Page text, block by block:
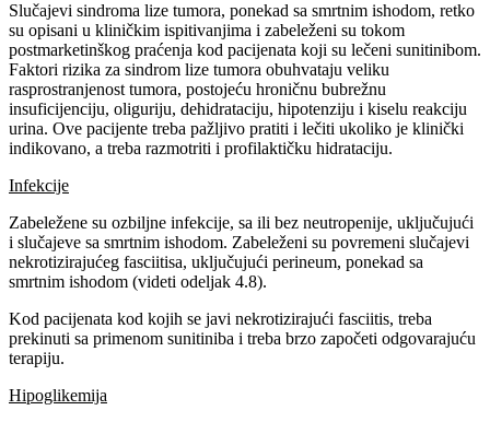
Slučajevi sindroma lize tumora, ponekad sa smrtnim ishodom, retko
su opisani u kliničkim ispitivanjima i zabeleženi su tokom
postmarketinškog praćenja kod pacijenata koji su lečeni sunitinibom.
Faktori rizika za sindrom lize tumora obuhvataju veliku
rasprostranjenost tumora, postojeću hroničnu bubrežnu
insuficijenciju, oliguriju, dehidrataciju, hipotenziju i kiselu reakciju
urina. Ove pacijente treba pažljivo pratiti i lečiti ukoliko je klinički
indikovano, a treba razmotriti i profilaktičku hidrataciju.
Infekcije
Zabeležene su ozbiljne infekcije, sa ili bez neutropenije, uključujući
i slučajeve sa smrtnim ishodom. Zabeleženi su povremeni slučajevi
nekrotizirajućeg fasciitisa, uključujući perineum, ponekad sa
smrtnim ishodom (videti odeljak 4.8).
Kod pacijenata kod kojih se javi nekrotizirajući fasciitis, treba
prekinuti sa primenom sunitiniba i treba brzo započeti odgovarajuću
terapiju.
Hipoglikemija